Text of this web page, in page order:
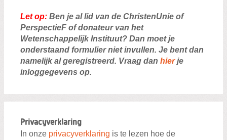
Let op: Ben je al lid van de ChristenUnie of
PerspectieF of donateur van het
Wetenschappelijk Instituut? Dan moet je
onderstaand formulier niet invullen. Je bent dan
namelijk al geregistreerd. Vraag dan hierje
inloggegevens op.
Privacyverklaring
In onze privacyverklaring is te lezen hoe de